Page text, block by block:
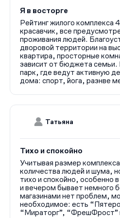
себя разнообразные лоты — от
четырехкомнатных квартир. В
открыты продажи домов
продаже есть варианты
в том числе лоты с 2 и 3
большими прихожими, с
стороны.
Купить квартиру в ЖК
без отделки и внутренних
одном из двух стилей (Classic
непосредственной близости
«Рассказовка», тем, кто
недвижимость, стоит
конкретного дома. Так как
его корпуса будут в 5
других придётся идти пешком
жителям квартала №17 и
Я в восторге
Рейтинг жилого комплекса
красавчик, все
проживания людей.
дворовой территории на
квартира, просторные
зависит от бюджета
парк, где ведут активную
дома: спорт, йога, разнве
Татьяна
Тихо и спокойно
Учитывая размер
количества людей и шума,
тихо и спокойно, особенно
и вечером бывает немного
магазинами нет проблем,
необходимое: есть
“Мираторг”, “ФрешФрост”